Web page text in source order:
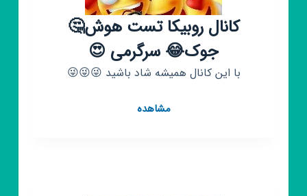
کانال روبیکا تست هوش🤔
جوک😂 سرگرمی 😍
با این کانال همیشه شاد باشید 😜😜😜
مشاهدهکانال